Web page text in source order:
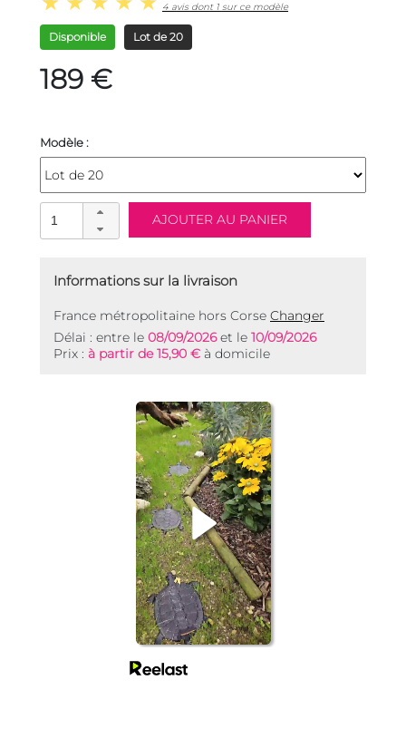
4 avis dont 1 sur ce modèle
Disponible Lot de 20
189 €
Modèle :
Informations sur la livraison
France métropolitaine hors Corse Changer
Délai : entre le 08/09/2026et le 10/09/2026
Prix : à partir de 15,90 € à domicile